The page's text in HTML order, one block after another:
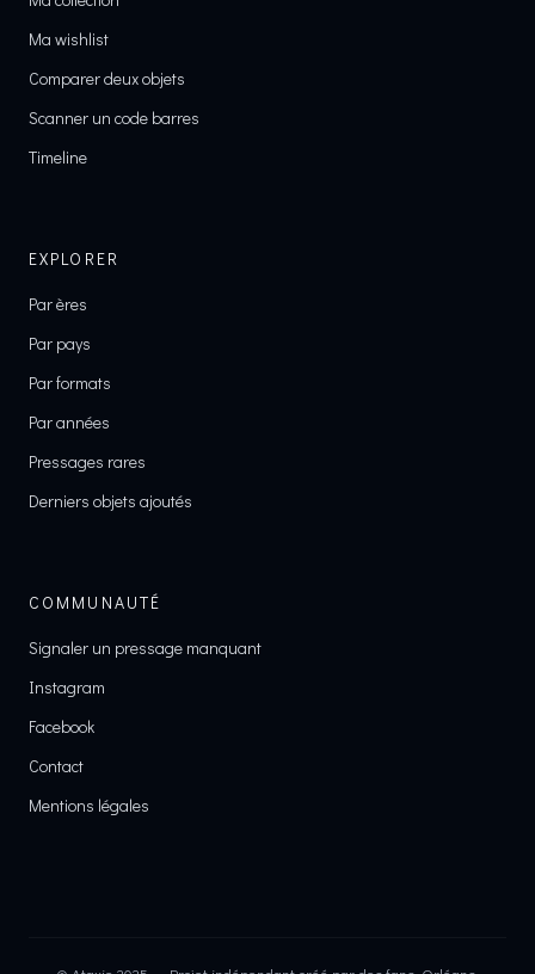
Ma wishlist
Comparer deux objets
Scanner un code barres
Timeline
EXPLORER
Par ères
Par pays
Par formats
Par années
Pressages rares
Derniers objets ajoutés
COMMUNAUTÉ
Signaler un pressage manquant
Instagram
Facebook
Contact
Mentions légales